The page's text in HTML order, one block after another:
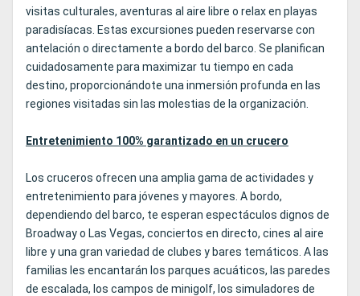
visitas culturales, aventuras al aire libre o relax en playas
paradisíacas. Estas excursiones pueden reservarse con
antelación o directamente a bordo del barco. Se planifican
cuidadosamente para maximizar tu tiempo en cada
destino, proporcionándote una inmersión profunda en las
regiones visitadas sin las molestias de la organización.
Entretenimiento 100% garantizado en un crucero
Los cruceros ofrecen una amplia gama de actividades y
entretenimiento para jóvenes y mayores. A bordo,
dependiendo del barco, te esperan espectáculos dignos de
Broadway o Las Vegas, conciertos en directo, cines al aire
libre y una gran variedad de clubes y bares temáticos. A las
familias les encantarán los parques acuáticos, las paredes
de escalada, los campos de minigolf, los simuladores de